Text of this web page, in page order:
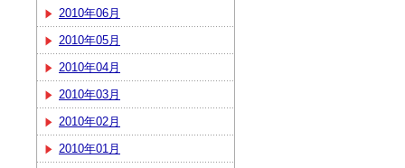
2010年06月
2010年05月
2010年04月
2010年03月
2010年02月
2010年01月